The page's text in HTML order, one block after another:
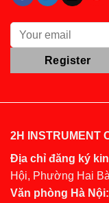
2H INSTRUMENT
Địa chỉ đăng ký
Hội, Phường Hai
Văn phòng Hà Nội: